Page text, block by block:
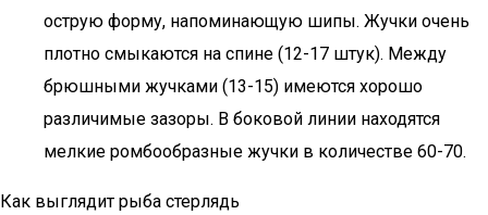
острую форму, напоминающую шипы. Жучки очень
плотно смыкаются на спине (12-17 штук). Между
брюшными жучками (13-15) имеются хорошо
различимые зазоры. В боковой линии находятся
мелкие ромбообразные жучки в количестве 60-70.
Как выглядит рыба стерлядь